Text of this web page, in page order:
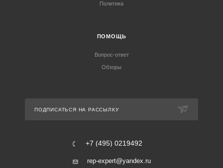
Политика
ПОМОЩЬ
Вопрос-ответ
Обзоры
ПОДПИСАТЬСЯ НА РАССЫЛКУ
+7 (495) 0219492
rep-expert@yandex.ru